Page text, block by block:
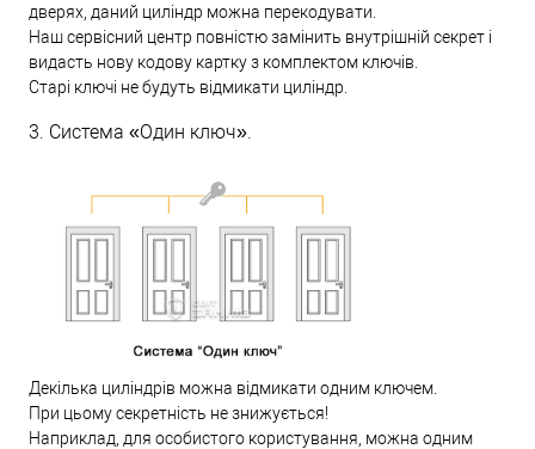
дверях, даний циліндр можна перекодувати.
Наш сервісний центр повністю замінить внутрішній секрет і
видасть нову кодову картку з комплектом ключів.
Старі ключі не будуть відмикати циліндр.
3. Система «Один ключ».
Декілька циліндрів можна відмикати одним ключем.
При цьому секретність не знижується!
Наприклад, для особистого користування, можна одним